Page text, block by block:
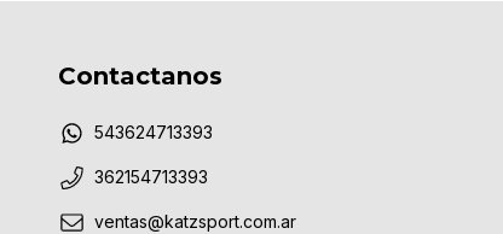
Contactanos
543624713393
362154713393
ventas@katzsport.com.ar